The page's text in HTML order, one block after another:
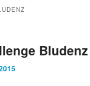
Bludenz